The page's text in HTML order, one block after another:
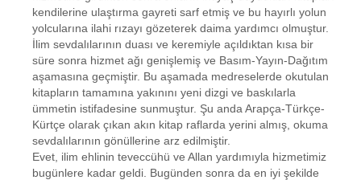
kendilerine ulaştırma gayreti sarf etmiş ve bu hayırlı yolun
yolcularına ilahi rızayı gözeterek daima yardımcı olmuştur.
İlim sevdalılarının duası ve keremiyle açıldıktan kısa bir
süre sonra hizmet ağı genişlemiş ve Basım-Yayın-Dağıtım
aşamasına geçmiştir. Bu aşamada medreselerde okutulan
kitapların tamamına yakınını yeni dizgi ve baskılarla
ümmetin istifadesine sunmuştur. Şu anda Arapça-Türkçe-
Kürtçe olarak çıkan akın kitap raflarda yerini almış, okuma
sevdalılarının gönüllerine arz edilmiştir.
Evet, ilim ehlinin teveccühü ve Allan yardımıyla hizmetimiz
bugünlere kadar geldi. Bugünden sonra da en iyi şekilde